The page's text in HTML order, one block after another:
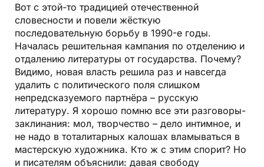
Вот с этой-то традицией отечественной
словесности и повели жёсткую
последовательную борьбу в 1990-е годы.
Началась решительная кампания по отделению и
отдалению литературы от государства. Почему?
Видимо, новая власть решила раз и навсегда
удалить с политического поля слишком
непредсказуемого партнёра – русскую
литературу. Я хорошо помню все эти разговоры-
заклинания: мол, творчество – дело интимное, и
не надо в тоталитарных калошах вламываться в
мастерскую художника. Кто ж с этим спорит? Но
и писателям объяснили: давая свободу